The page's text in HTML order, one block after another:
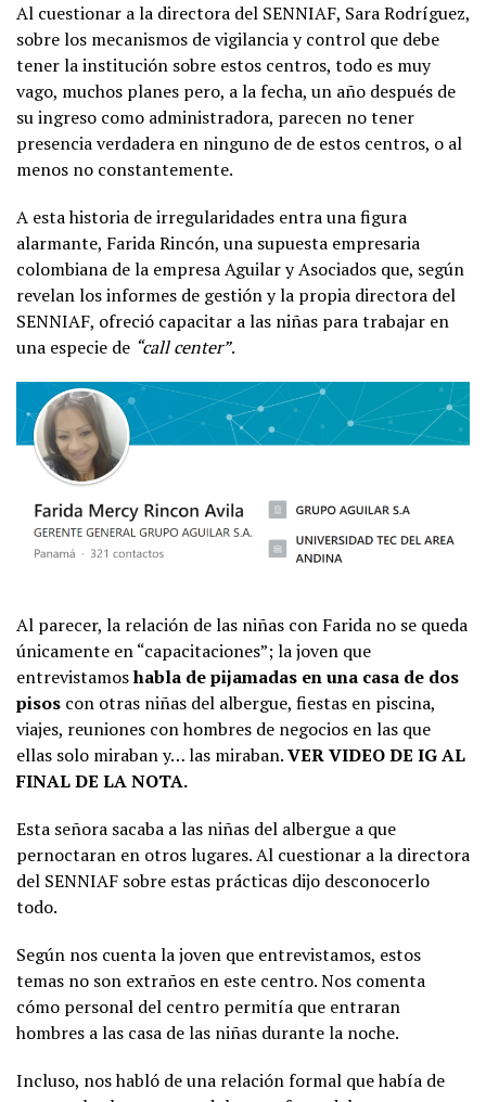
Al cuestionar a la directora del SENNIAF, Sara Rodríguez,
sobre los mecanismos de vigilancia y control que debe
tener la institución sobre estos centros, todo es muy
vago, muchos planes pero, a la fecha, un año después de
su ingreso como administradora, parecen no tener
presencia verdadera en ninguno de de estos centros, o al
menos no constantemente.
A esta historia de irregularidades entra una figura
alarmante, Farida Rincón, una supuesta empresaria
colombiana de la empresa Aguilar y Asociados que, según
revelan los informes de gestión y la propia directora del
SENNIAF, ofreció capacitar a las niñas para trabajar en
una especie de “call center”.
Al parecer, la relación de las niñas con Farida no se queda
únicamente en “capacitaciones”; la joven que
entrevistamoshabla de pijamadas en una casa de dos
pisos con otras niñas del albergue, fiestas en piscina,
viajes, reuniones con hombres de negocios en las que
ellas solo miraban y… las miraban.VER VIDEO DE IG AL
FINAL DE LA NOTA.
Esta señora sacaba a las niñas del albergue a que
pernoctaran en otros lugares. Al cuestionar a la directora
del SENNIAF sobre estas prácticas dijo desconocerlo
todo.
Según nos cuenta la joven que entrevistamos, estos
temas no son extraños en este centro. Nos comenta
cómo personal del centro permitía que entraran
hombres a las casa de las niñas durante la noche.
Incluso, nos habló de una relación formal que había de